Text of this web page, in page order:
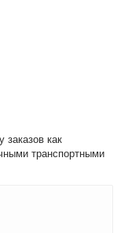
заказов как
транспортными